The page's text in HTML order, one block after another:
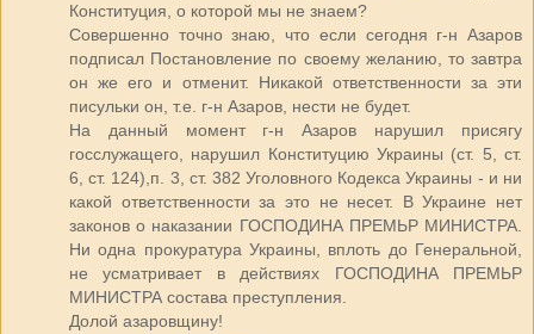
Конституция, о которой мы не знаем?
Совершенно точно знаю, что если сегодня г-н Азаров
подписал Постановление по своему желанию, то завтра
он же его и отменит. Никакой ответственности за эти
писульки он, т.е. г-н Азаров, нести не будет.
На данный момент г-н Азаров нарушил присягу
госслужащего, нарушил Конституцию Украины (ст. 5, ст.
6, ст. 124),п. 3, ст. 382 Уголовного Кодекса Украины - и ни
какой ответственности за это не несет. В Украине нет
законов о наказании ГОСПОДИНА ПРЕМЬР МИНИСТРА.
Ни одна прокуратура Украины, вплоть до Генеральной,
не усматривает в действиях ГОСПОДИНА ПРЕМЬР
МИНИСТРА состава преступления.
Долой азаровщину!